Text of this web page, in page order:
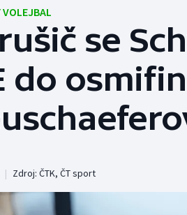
Baseball a softbal
Basketbal
Biatlon
VOLEJBAL
se
do
| Zdroj: ČTK, ČT sport